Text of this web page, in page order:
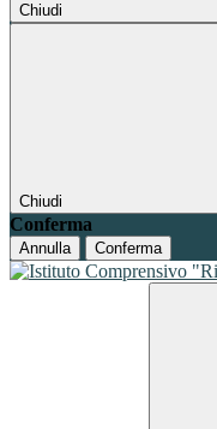
Chiudi
Chiudi
Conferma
Annulla Conferma